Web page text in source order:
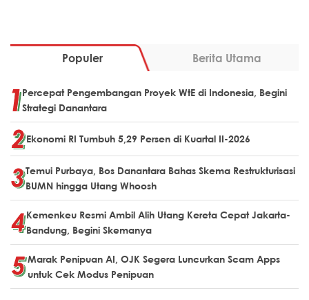
Populer Berita Utama
Percepat Pengembangan Proyek WtE di Indonesia, Begini
Strategi Danantara
Ekonomi RI Tumbuh 5,29 Persen di Kuartal II-2026
Temui Purbaya, Bos Danantara Bahas Skema Restrukturisasi
BUMN hingga Utang Whoosh
Kemenkeu Resmi Ambil Alih Utang Kereta Cepat Jakarta-
Bandung, Begini Skemanya
Marak Penipuan AI, OJK Segera Luncurkan Scam Apps
untuk Cek Modus Penipuan